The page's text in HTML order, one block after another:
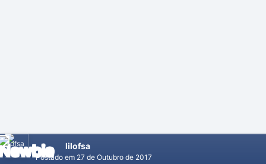
lilofsa
Postado em 27 de Outubro de 2017